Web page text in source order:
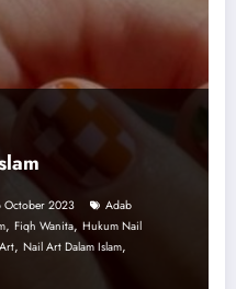
October 2023
Adab
, Fiqh Wanita, Hukum Nail
, Nail Art Dalam Islam,